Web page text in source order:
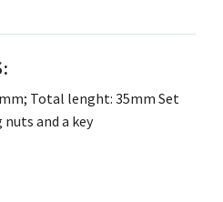
Total lenght: 35mm Set
and a key